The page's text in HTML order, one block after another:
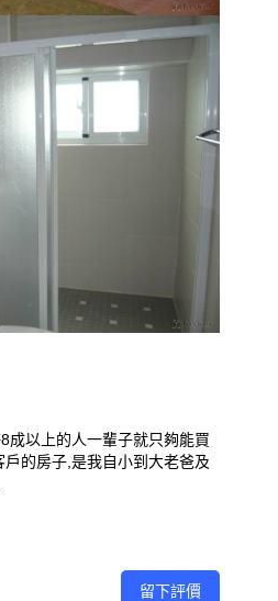
成以上的人一輩子就只夠能買
的房子,是我自小到大老爸及
留下評價